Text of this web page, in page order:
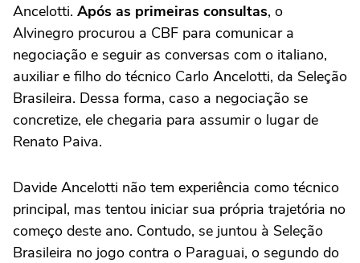
Ancelotti. Após as primeiras consultas, o
Alvinegro procurou a CBF para comunicar a
negociação e seguir as conversas com o italiano,
auxiliar e filho do técnico Carlo Ancelotti, da Seleção
Brasileira. Dessa forma, caso a negociação se
concretize, ele chegaria para assumir o lugar de
Renato Paiva.
Davide Ancelotti não tem experiência como técnico
principal, mas tentou iniciar sua própria trajetória no
começo deste ano. Contudo, se juntou à Seleção
Brasileira no jogo contra o Paraguai, o segundo do